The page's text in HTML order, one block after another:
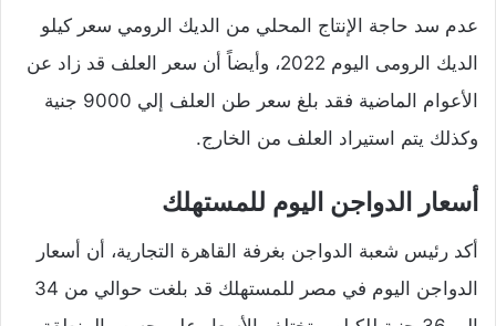
عدم سد حاجة الإنتاج المحلي من الديك الرومي سعر كيلو
الديك الرومى اليوم 2022، وأيضاً أن سعر العلف قد زاد عن
الأعوام الماضية فقد بلغ سعر طن العلف إلي 9000 جنية
وكذلك يتم استيراد العلف من الخارج.
أسعار الدواجن اليوم للمستهلك
أكد رئيس شعبة الدواجن بغرفة القاهرة التجارية، أن أسعار
الدواجن اليوم في مصر للمستهلك قد بلغت حوالي من 34